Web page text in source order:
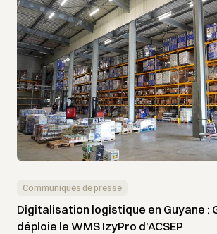
Communiqués de presse
Digitalisation logistique en Guyane :
déploie le WMS IzyPro d’ACSEP